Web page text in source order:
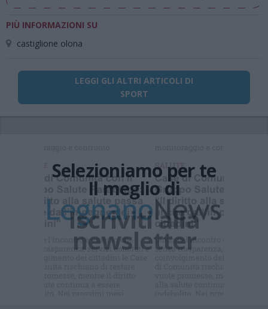
PIÙ INFORMAZIONI SU
castiglione olona
LEGGI GLI ALTRI ARTICOLI DI
SPORT
Selezioniamo per te
Il meglio di
Iscriviti alla